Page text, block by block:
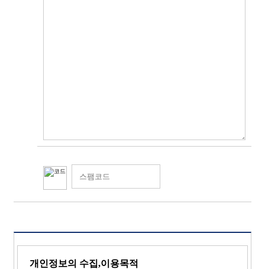
개인정보의 수집,이용목적